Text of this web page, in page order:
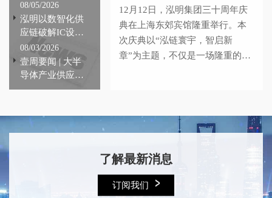
08/05/2026
泓明以数智化供
应链破解IC设计
行业痛点，全链
路提效赋能产业
自主可控
08/03/2026
壹周要闻 | 大半
导体产业供应链
动态#223期
12月12日，泓明集团三十周年庆
典在上海东郊宾馆隆重举行。本
次庆典以“泓链寰宇，智启新
章”为主题，不仅是一场隆重的纪
与宝贵支持，凝结着每一位泓明
人的拼搏与汗水，也离不开众多
建设的持续滋养。
了解最新消息
订阅我们